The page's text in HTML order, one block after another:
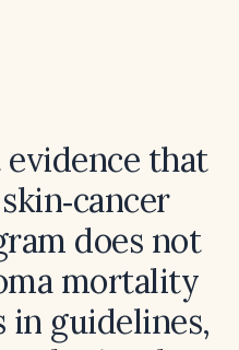
that
does not
mortality
in guidelines,